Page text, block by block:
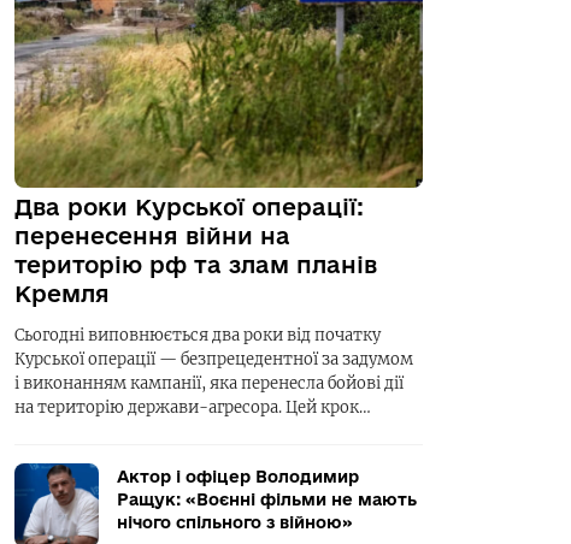
Два роки Курської операції:
перенесення війни на
територію рф та злам планів
Кремля
Сьогодні виповнюється два роки від початку
Курської операції — безпрецедентної за задумом
і виконанням кампанії, яка перенесла бойові дії
на територію держави-агресора. Цей крок…
Актор і офіцер Володимир
Ращук: «Воєнні фільми не мають
нічого спільного з війною»